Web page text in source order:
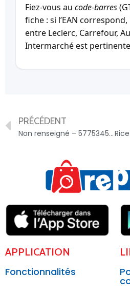
Fiez-vous au code-barres
fiche : si l’EAN correspond,
entre Leclerc, Carrefour,
Intermarché est
PRÉCÉDENT
Non renseigné – 5775345202321
APPLICATION
Fonctionnalités